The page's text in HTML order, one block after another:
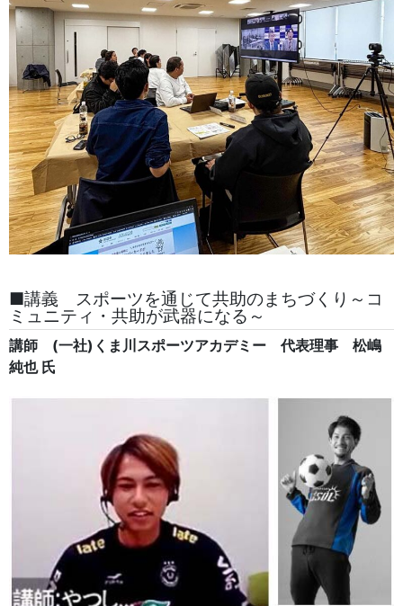
■講義 スポーツを通じて共助のまちづくり～コ
ミュニティ・共助が武器になる～
講師 (一社)くま川スポーツアカデミー 代表理事 松嶋
純也 氏